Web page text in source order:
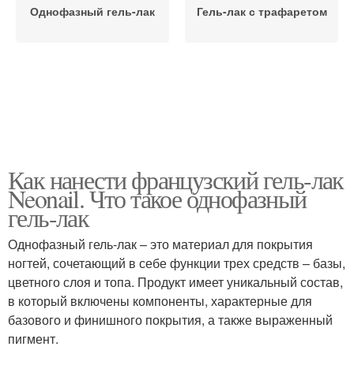
Однофазный гель-лак Гель-лак с трафаретом
Как нанести французский гель-лак
Neonail. Что такое однофазный
гель-лак
Однофазный гель-лак – это материал для покрытия
ногтей, сочетающий в себе функции трех средств – базы,
цветного слоя и топа. Продукт имеет уникальный состав,
в который включены компоненты, характерные для
базового и финишного покрытия, а также выраженный
пигмент.